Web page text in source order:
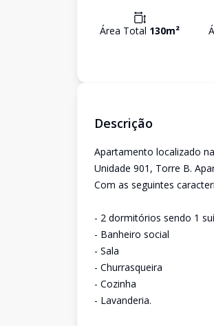
Área Total 130m²
Descrição
Apartamento localizado
Unidade 901, Torre B.
Com as seguintes
- 2 dormitórios sendo 1
- Banheiro social
- Sala
- Churrasqueira
- Cozinha
- Lavanderia.